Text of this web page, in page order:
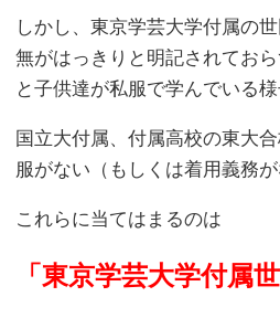
しかし、東京学芸大学付属の
無がはっきりと明記されてお
と子供達が私服で学んでいる
国立大付属、付属高校の東大
服がない（もしくは着用義務が
これらに当てはまるのは
「東京学芸大学付属